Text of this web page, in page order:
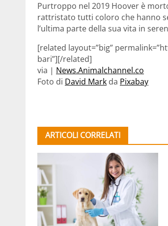
Purtroppo nel 2019 Hoover è
rattristato tutti coloro che hanno
l’ultima parte della sua vita in
[related layout=”big”
bari”][/related]
via | News.Animalchannel.co
Foto di David Mark da Pixabay
ARTICOLI CORRELATI